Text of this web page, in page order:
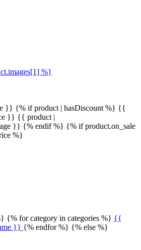
%}
}} {% if product | hasDiscount %} {{
}} {{ product |
}} {% endif %} {% if product.on_sale
%}
{% for category in categories %} {{
}} {% endfor %} {% else %}